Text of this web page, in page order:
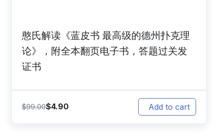
憨氏解读《蓝皮书 最高级的德州扑克理
论》，附全本翻页电子书，答题过关发
证书
$99.00$4.90 Add to cart